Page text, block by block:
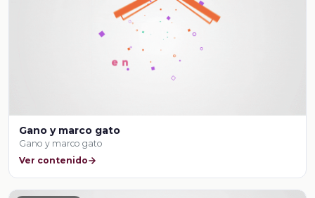
Gano y marco gato
Gano y marco gato
Ver contenido